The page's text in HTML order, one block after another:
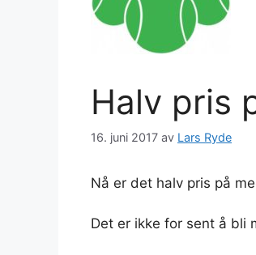
Halv pris
16. juni 2017 av Lars Ryde
Nå er det halv pris på
Det er ikke for sent å bli